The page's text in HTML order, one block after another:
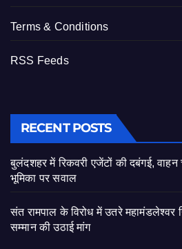
Terms & Conditions
RSS Feeds
RECENT POSTS
बुलंदशहर में रिकवरी एजेंटों की दबंगई,
भूमिका पर सवाल
संत रामपाल के विरोध में उतरे महामंडलेश्वर
सम्मान की उठाई मांग